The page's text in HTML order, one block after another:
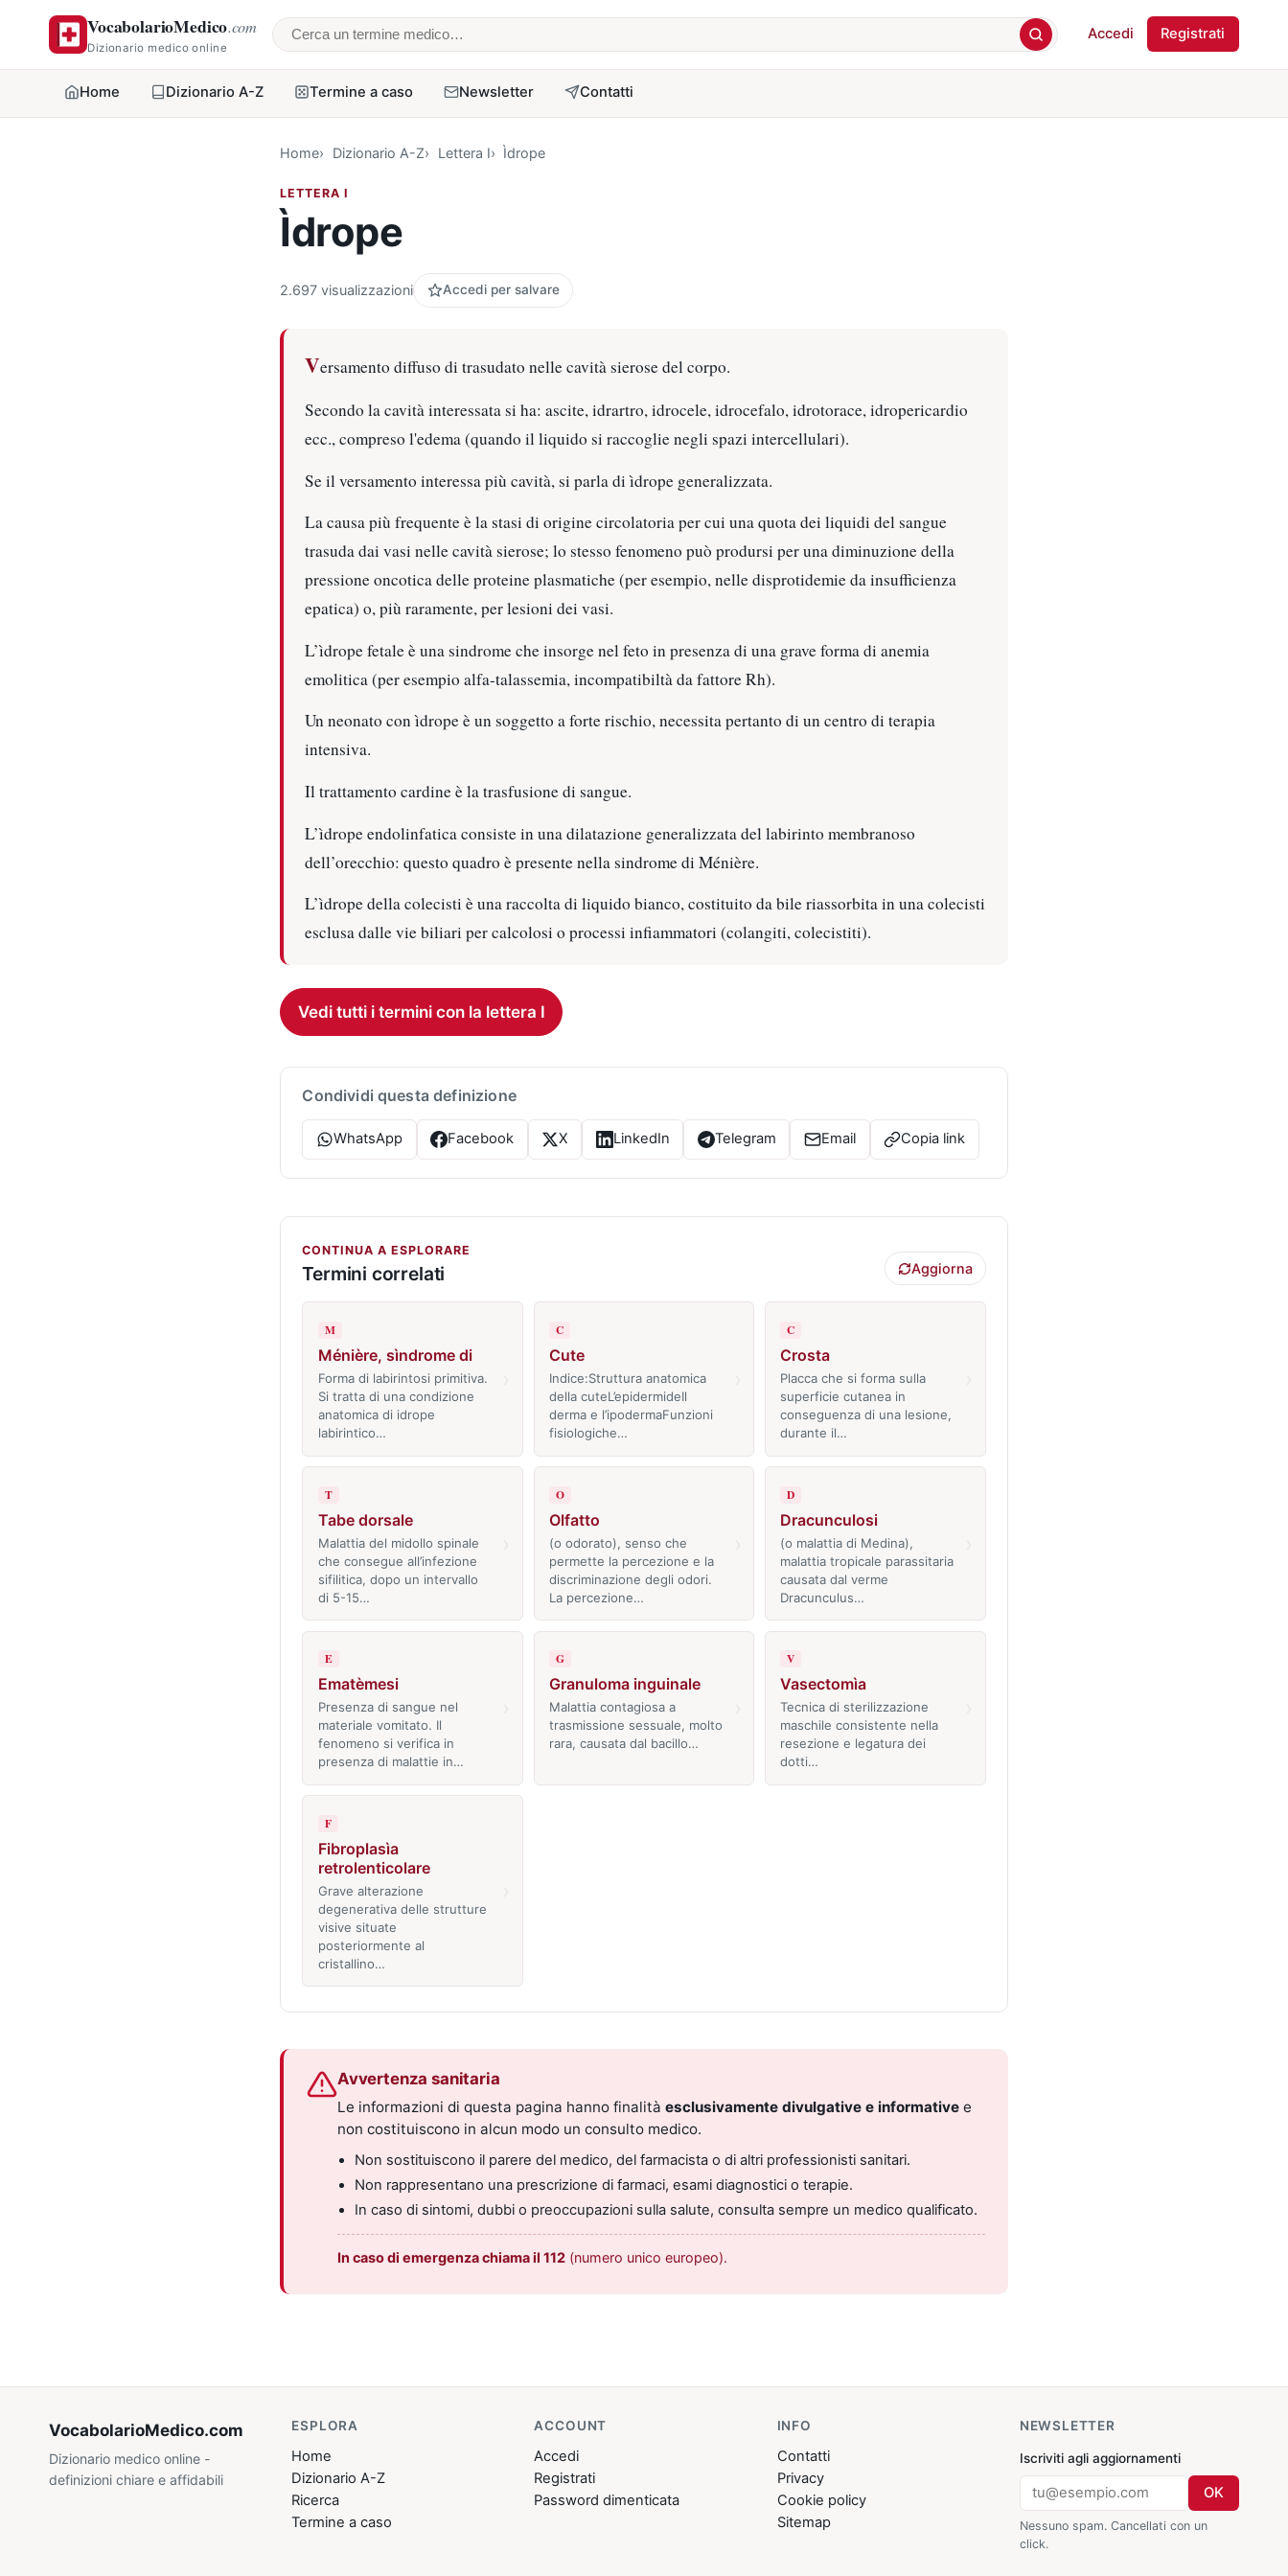
VocabolarioMedico.com
Dizionario medico online Cerca un termine medico
Accedi Registrati
Home Dizionario A-Z Termine a caso Newsletter Contatti
Home Dizionario A-Z Lettera I Ìdrope
LETTERA I
Ìdrope
2.697 visualizzazioni Accedi per salvare
Versamento diffuso di trasudato nelle cavità sierose del corpo.
Secondo la cavità interessata si ha: ascite, idrartro, idrocele, idrocefalo, idrotorace, idropericardio
ecc., compreso l'edema (quando il liquido si raccoglie negli spazi intercellulari).
Se il versamento interessa più cavità, si parla di ìdrope generalizzata.
La causa più frequente è la stasi di origine circolatoria per cui una quota dei liquidi del sangue
trasuda dai vasi nelle cavità sierose; lo stesso fenomeno può prodursi per una diminuzione della
pressione oncotica delle proteine plasmatiche (per esempio, nelle disprotidemie da insufficienza
epatica) o, più raramente, per lesioni dei vasi.
L’ìdrope fetale è una sindrome che insorge nel feto in presenza di una grave forma di anemia
emolitica (per esempio alfa-talassemia, incompatibiltà da fattore Rh).
Un neonato con ìdrope è un soggetto a forte rischio, necessita pertanto di un centro di terapia
intensiva.
Il trattamento cardine è la trasfusione di sangue.
L’ìdrope endolinfatica consiste in una dilatazione generalizzata del labirinto membranoso
dell’orecchio: questo quadro è presente nella sindrome di Ménière.
L’ìdrope della colecisti è una raccolta di liquido bianco, costituito da bile riassorbita in una colecisti
esclusa dalle vie biliari per calcolosi o processi infiammatori (colangiti, colecistiti).
Vedi tutti i termini con la lettera I
Condividi questa definizione
WhatsApp Facebook X LinkedIn Telegram Email Copia link
CONTINUA A ESPLORARE
Termini correlati Aggiorna
M
Ménière, sìndrome di
Forma di labirintosi primitiva.
Si tratta di una condizione
anatomica di idrope
labirintico…
C
Cute
Indice:Struttura anatomica
della cuteL’epidermideIl
derma e l’ipodermaFunzioni
fisiologiche…
C
Crosta
Placca che si forma sulla
superficie cutanea in
conseguenza di una lesione,
durante il…
T
Tabe dorsale
Malattia del midollo spinale
che consegue all’infezione
sifilitica, dopo un intervallo
di 5-15…
O
Olfatto
(o odorato), senso che
permette la percezione e la
discriminazione degli odori.
La percezione…
D
Dracunculosi
(o malattia di Medina),
malattia tropicale parassitaria
causata dal verme
Dracunculus…
E
Ematèmesi
Presenza di sangue nel
materiale vomitato. Il
fenomeno si verifica in
presenza di malattie in…
G
Granuloma inguinale
Malattia contagiosa a
trasmissione sessuale, molto
rara, causata dal bacillo…
V
Vasectomìa
Tecnica di sterilizzazione
maschile consistente nella
resezione e legatura dei
dotti…
F
Fibroplasìa
retrolenticolare
Grave alterazione
degenerativa delle strutture
visive situate
posteriormente al
cristallino…
Avvertenza sanitaria
Le informazioni di questa pagina hanno finalità esclusivamente divulgative e informative e
non costituiscono in alcun modo un consulto medico.
Non sostituiscono il parere del medico, del farmacista o di altri professionisti sanitari.
Non rappresentano una prescrizione di farmaci, esami diagnostici o terapie.
In caso di sintomi, dubbi o preoccupazioni sulla salute, consulta sempre un medico qualificato.
In caso di emergenza chiama il 112 (numero unico europeo).
VocabolarioMedico.com
Dizionario medico online -
definizioni chiare e affidabili
ESPLORA
Home
Dizionario A-Z
Ricerca
Termine a caso
ACCOUNT
Accedi
Registrati
Password dimenticata
INFO
Contatti
Privacy
Cookie policy
Sitemap
NEWSLETTER
Iscriviti agli aggiornamenti
OK
Nessuno spam. Cancellati con un
click.